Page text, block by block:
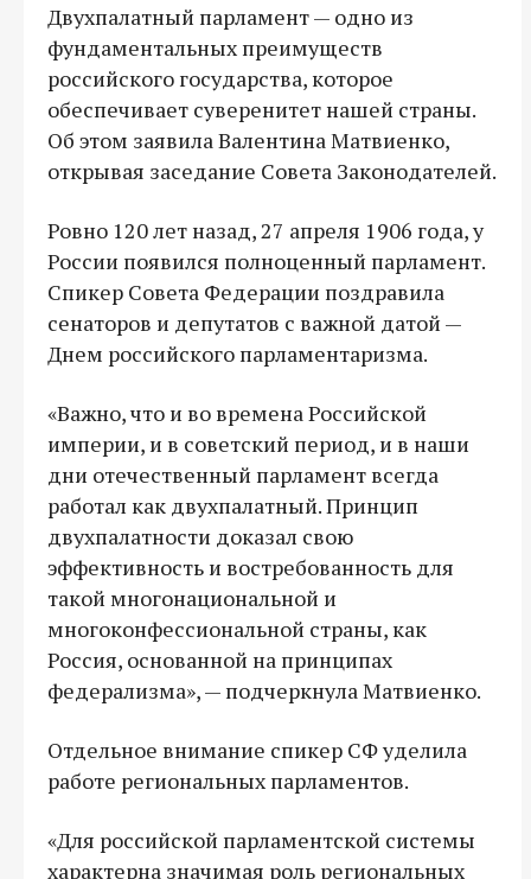
Двухпалатный парламент — одно из
фундаментальных преимуществ
российского государства, которое
обеспечивает суверенитет нашей страны.
Об этом заявила Валентина Матвиенко,
открывая заседание Совета Законодателей.
Ровно 120 лет назад, 27 апреля 1906 года, у
России появился полноценный парламент.
Спикер Совета Федерации поздравила
сенаторов и депутатов с важной датой —
Днем российского парламентаризма.
«Важно, что и во времена Российской
империи, и в советский период, и в наши
дни отечественный парламент всегда
работал как двухпалатный. Принцип
двухпалатности доказал свою
эффективность и востребованность для
такой многонациональной и
многоконфессиональной страны, как
Россия, основанной на принципах
федерализма», — подчеркнула Матвиенко.
Отдельное внимание спикер СФ уделила
работе региональных парламентов.
«Для российской парламентской системы
характерна значимая роль региональных